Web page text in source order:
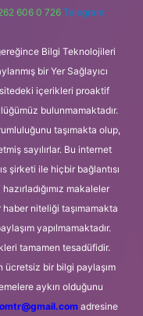
606 0 726 Telegram:
Bilgi Teknolojileri
bir Yer Sağlayıcı
içerikleri proaktif
bulunmamaktadır.
taşımakta olup,
sayılırlar. Bu internet
şirketi ile hiçbir bağlantısı
makaleler
niteliği taşımamakta
yapılmamaktadır.
tamamen tesadüfidir.
ücretsiz bir bilgi paylaşım
aykırı olduğunu
adresine